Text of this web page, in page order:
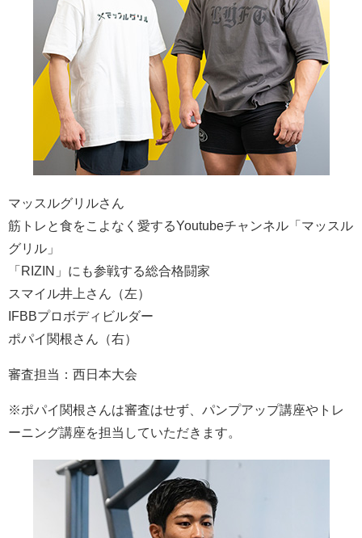
マッスルグリルさん
筋トレと食をこよなく愛するYoutubeチャンネル「マッスル
グリル」
「RIZIN」にも参戦する総合格闘家
スマイル井上さん（左）
IFBBプロボディビルダー
ポパイ関根さん（右）
審査担当：西日本大会
※ポパイ関根さんは審査はせず、パンプアップ講座やトレ
ーニング講座を担当していただきます。